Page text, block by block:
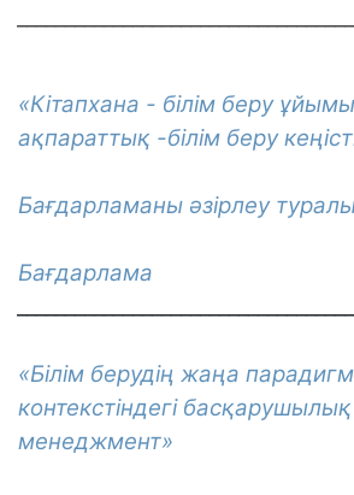
«Кітапхана - білім беру
ақпараттық -білім беру
Бағдарламаны әзірлеу
Бағдарлама
«Білім берудің жаңа
контекстіндегі
менеджмент»